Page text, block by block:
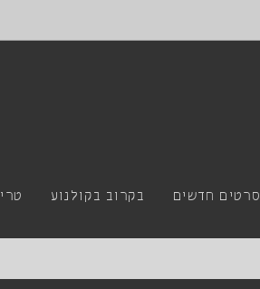
סרטים חדשים בקרוב בקולנוע